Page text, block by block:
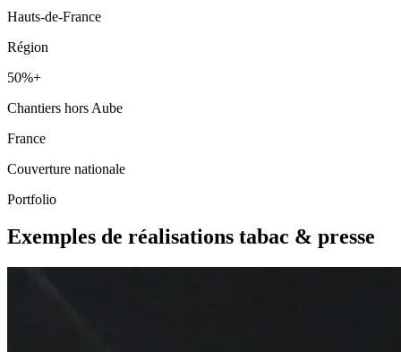
Hauts-de-France
Région
50%+
Chantiers hors Aube
France
Couverture nationale
Portfolio
Exemples de réalisations tabac & presse